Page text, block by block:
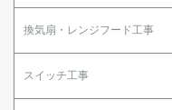
換気扇・レンジフード工事
スイッチ工事